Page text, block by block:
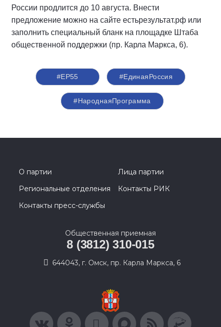
России продлится до 10 августа. Внести
предложение можно на сайте естьрезультат.рф или
заполнить специальный бланк на площадке Штаба
общественной поддержки (пр. Карла Маркса, 6).
#ЕР55 #ЕдинаяРоссия
#НароднаяПрограмма
О партии
Лица партии
Региональные отделения
Контакты РИК
Контакты пресс-службы
Общественная приемная
8 (3812) 310-015
644043, г. Омск, пр. Карла Маркса, 6